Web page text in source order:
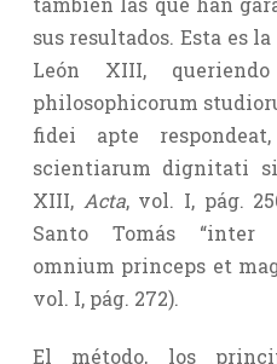
sus resultados. Esta es
León XIII,
philosophicorum
fidei apte
scientiarum dignitati
XIII, Acta, vol. I, pág.
Santo Tomás “inter
omnium princeps et
vol. I, pág. 272).
El método, los